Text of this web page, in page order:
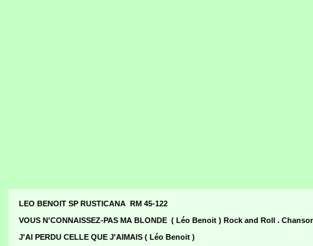
LEO BENOIT SP RUSTICANA RM 45-122
VOUS N'CONNAISSEZ-PAS MA BLONDE ( Léo Benoit ) Rock and Roll .
J'AI PERDU CELLE QUE J'AIMAIS ( Léo Benoit )